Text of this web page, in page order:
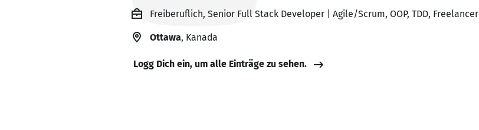
Freiberuflich, Senior Full Stack Developer | Agile/Scrum, OOP, TDD, Freelancer
Ottawa, Kanada
Logg Dich ein, um alle Einträge zu sehen.